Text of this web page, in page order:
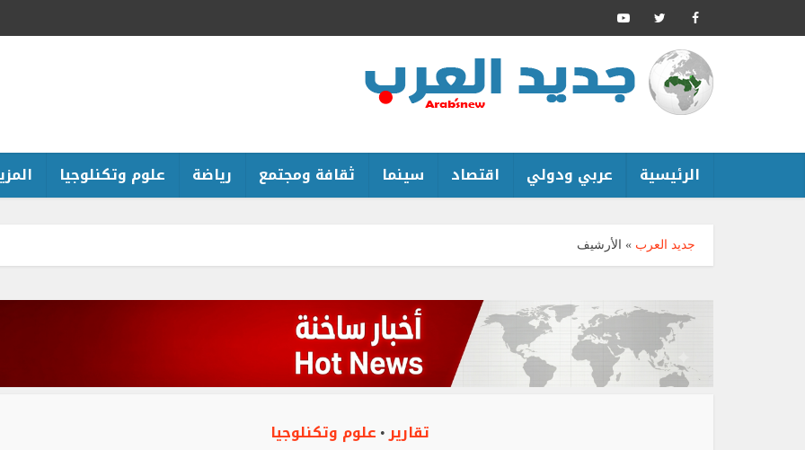
الرئيسية عربي ودولي اقتصاد سينما ثقافة ومجتمع رياضة علوم وتكنلوجيا
جديد العرب » الأرشيف
تقارير • علوم وتكنلوجيا